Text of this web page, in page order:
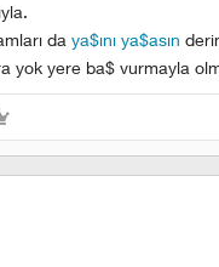
da ya$ını ya$asın
yok yere ba$ vurmayla